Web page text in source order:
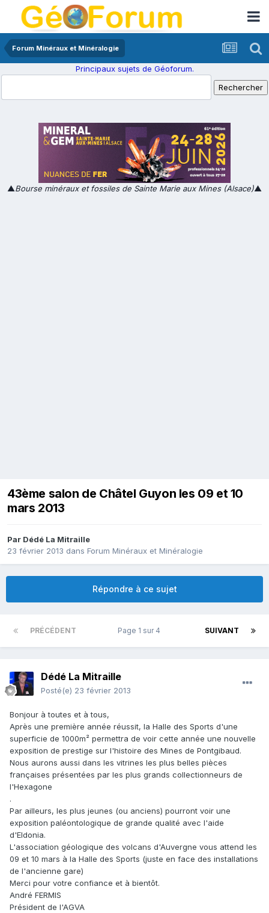
Forum Minéraux et Minéralogie
Principaux sujets de Géoforum.
▲Bourse minéraux et fossiles de Sainte Marie aux Mines (Alsace)▲
43ème salon de Châtel Guyon les 09 et 10
mars 2013
Par Dédé La Mitraille
23 février 2013 dans Forum Minéraux et Minéralogie
Répondre à ce sujet
PRÉCÉDENT SUIVANT
Page 1 sur 4
Dédé La Mitraille
Posté(e) 23 février 2013
Bonjour à toutes et à tous,
Après une première année réussit, la Halle des Sports d'une
superficie de 1000m² permettra de voir cette année une nouvelle
exposition de prestige sur l'histoire des Mines de Pontgibaud.
Nous aurons aussi dans les vitrines les plus belles pièces
françaises présentées par les plus grands collectionneurs de
l'Hexagone
.
Par ailleurs, les plus jeunes (ou anciens) pourront voir une
exposition paléontologique de grande qualité avec l'aide
d'Eldonia.
L'association géologique des volcans d'Auvergne vous attend les
09 et 10 mars à la Halle des Sports (juste en face des installations
de l'ancienne gare)
Merci pour votre confiance et à bientôt.
André FERMIS
Président de l'AGVA